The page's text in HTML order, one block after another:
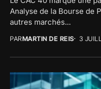
Analyse de la Bourse de
autres marchés...
PARMARTIN DE REIS 3